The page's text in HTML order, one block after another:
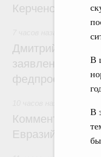
В
В
Керченском
Дмитрий
заявлений от
федпроекта
Комментарий
Евразийского